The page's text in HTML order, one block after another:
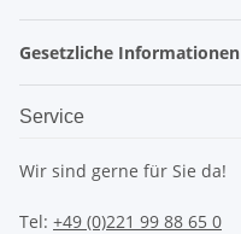
Gesetzliche Informationen
Service
Wir sind gerne für Sie da!
Tel: +49 (0)221 99 88 65 0